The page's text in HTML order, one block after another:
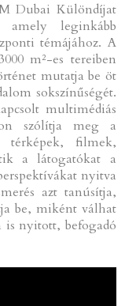
Dubai Különdíjat
leginkább
témájához. A
m²-es tereiben
mutatja be öt
sokszínűségét.
multimédiás
szólítja meg a
térképek, filmek,
a látogatókat a
nyitva
azt tanúsítja,
be, miként válhat
is nyitott, befogadó